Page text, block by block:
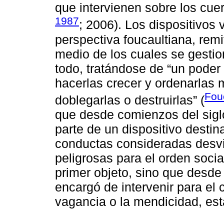
que intervienen sobre los
1987; 2006). Los dispositivos
perspectiva foucaultiana,
medio de los cuales se
todo, tratándose de “un
hacerlas crecer y ordenarlas
doblegarlas o destruirlas” (
que desde comienzos del
parte de un dispositivo
conductas consideradas
peligrosas para el orden
primer objeto, sino que
encargó de intervenir para el
vagancia o la mendicidad,